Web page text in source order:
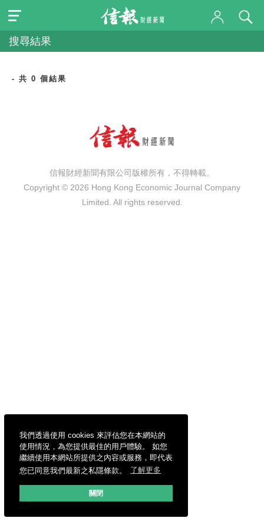
我們透過使用 cookies 來評估您在本網站的
使用情況，為您提供最佳的用戶體驗。 如您
繼續使用本網站所提供之內容或服務，即代表
您已同意我們最新之私隱條款。
了解更多
關閉
搜尋結果
- 共 0 個結果
信報財經新聞有限公司版權所有，不得轉載。
Copyright © 2026 Hong Kong Economic Journal Company
Limited. All rights reserved.